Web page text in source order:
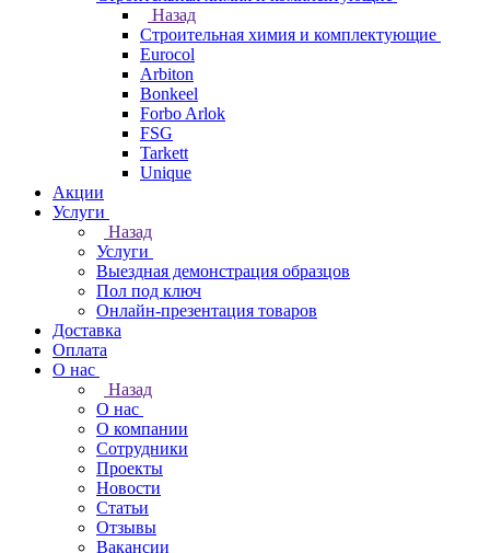
Назад
Строительная химия и комплектующие
Eurocol
Arbiton
Bonkeel
Forbo Arlok
FSG
Tarkett
Unique
Акции
Услуги
Назад
Услуги
Выездная демонстрация образцов
Пол под ключ
Онлайн-презентация товаров
Доставка
Оплата
О нас
Назад
О нас
О компании
Сотрудники
Проекты
Новости
Статьи
Отзывы
Вакансии